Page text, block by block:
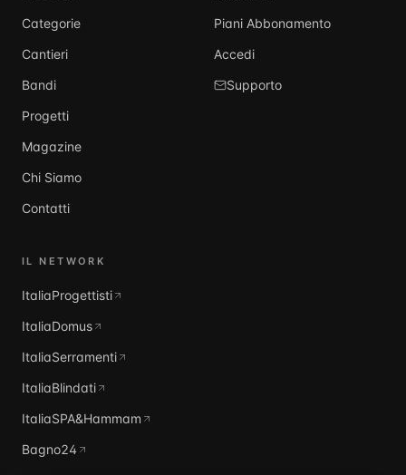
Categorie
Cantieri
Bandi
Progetti
Magazine
Chi Siamo
Contatti
Piani Abbonamento
Accedi
Supporto
IL NETWORK
ItaliaProgettisti
ItaliaDomus
ItaliaSerramenti
ItaliaBlindati
ItaliaSPA&Hammam
Bagno24